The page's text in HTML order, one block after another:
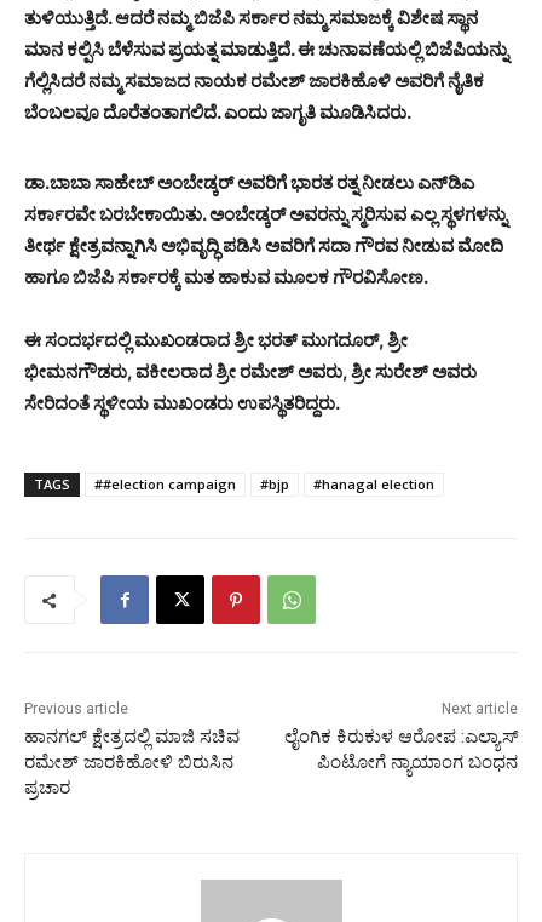
ತುಳಿಯುತ್ತಿದೆ. ಆದರೆ ನಮ್ಮ ಬಿಜೆಪಿ ಸರ್ಕಾರ ನಮ್ಮ ಸಮಾಜಕ್ಕೆ ವಿಶೇಷ ಸ್ಥಾನ
ಮಾನ ಕಲ್ಪಿಸಿ ಬೆಳೆಸುವ ಪ್ರಯತ್ನ ಮಾಡುತ್ತಿದೆ. ಈ ಚುನಾವಣೆಯಲ್ಲಿ ಬಿಜೆಪಿಯನ್ನು
ಗೆಲ್ಲಿಸಿದರೆ ನಮ್ಮ ಸಮಾಜದ ನಾಯಕ ರಮೇಶ್‌ ಜಾರಕಿಹೊಳಿ ಅವರಿಗೆ ನೈತಿಕ
ಬೆಂಬಲವೂ ದೊರೆತಂತಾಗಲಿದೆ. ಎಂದು ಜಾಗೃತಿ ಮೂಡಿಸಿದರು.
ಡಾ.ಬಾಬಾ ಸಾಹೇಬ್‌ ಅಂಬೇಡ್ಕರ್‌ ಅವರಿಗೆ ಭಾರತ ರತ್ನ ನೀಡಲು ಎನ್‌ಡಿಎ
ಸರ್ಕಾರವೇ ಬರಬೇಕಾಯಿತು. ಅಂಬೇಡ್ಕರ್‌ ಅವರನ್ನು ಸ್ಮರಿಸುವ ಎಲ್ಲ ಸ್ಥಳಗಳನ್ನು
ತೀರ್ಥ ಕ್ಷೇತ್ರವನ್ನಾಗಿಸಿ ಅಭಿವೃದ್ಧಿ ಪಡಿಸಿ ಅವರಿಗೆ ಸದಾ ಗೌರವ ನೀಡುವ ಮೋದಿ
ಹಾಗೂ ಬಿಜೆಪಿ ಸರ್ಕಾರಕ್ಕೆ ಮತ ಹಾಕುವ ಮೂಲಕ ಗೌರವಿಸೋಣ.
ಈ ಸಂದರ್ಭದಲ್ಲಿ ಮುಖಂಡರಾದ ಶ್ರೀ ಭರತ್ ಮುಗದೂರ್, ಶ್ರೀ
ಭೀಮನಗೌಡರು, ವಕೀಲರಾದ ಶ್ರೀ ರಮೇಶ್ ಅವರು, ಶ್ರೀ ಸುರೇಶ್ ಅವರು
ಸೇರಿದಂತೆ ಸ್ಥಳೀಯ ಮುಖಂಡರು ಉಪಸ್ಥಿತರಿದ್ದರು.
TAGS ##election campaign #bjp #hanagal election
Previous article
ಹಾನಗಲ್ ಕ್ಷೇತ್ರದಲ್ಲಿ ಮಾಜಿ‌ ಸಚಿವ
ರಮೇಶ್ ಜಾರಕಿಹೋಳಿ‌ ಬಿರುಸಿನ
ಪ್ರಚಾರ
Next article
ಲೈಂಗಿಕ ಕಿರುಕುಳ ಆರೋಪ :ಎಲ್ಯಾಸ್
ಪಿಂಟೋಗೆ ನ್ಯಾಯಾಂಗ ಬಂಧನ